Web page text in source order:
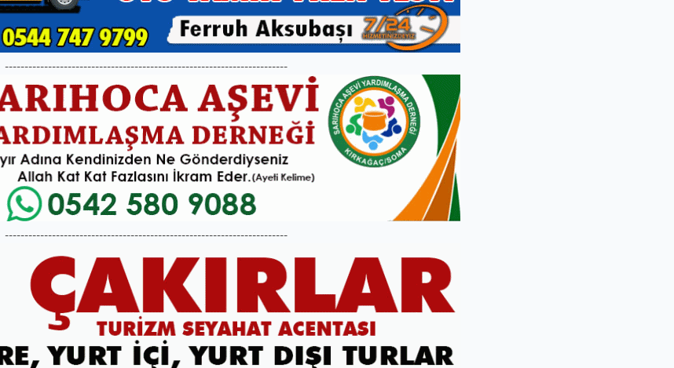
------------------------------------------------------------------------
------------------------------------------------------------------------